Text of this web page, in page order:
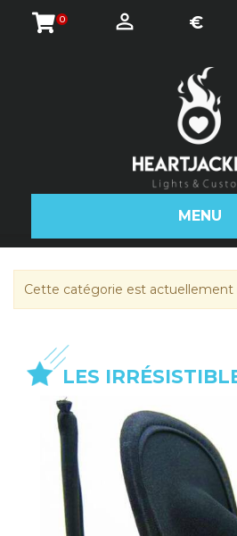
0 €
MENU
Cette catégorie est actuellement
LES